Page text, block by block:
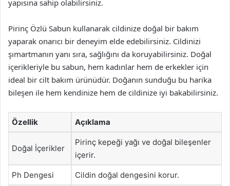
yapısına sahip olabilirsiniz.
Pirinç Özlü Sabun kullanarak cildinize doğal bir bakım
yaparak onarıcı bir deneyim elde edebilirsiniz. Cildinizi
şımartmanın yanı sıra, sağlığını da koruyabilirsiniz. Doğal
içerikleriyle bu sabun, hem kadınlar hem de erkekler için
ideal bir cilt bakım ürünüdür. Doğanın sunduğu bu harika
bileşen ile hem kendinize hem de cildinize iyi bakabilirsiniz.
Özellik Açıklama
Doğal İçerikler
Pirinç kepeği yağı ve doğal bileşenler
içerir.
Ph Dengesi Cildin doğal dengesini korur.